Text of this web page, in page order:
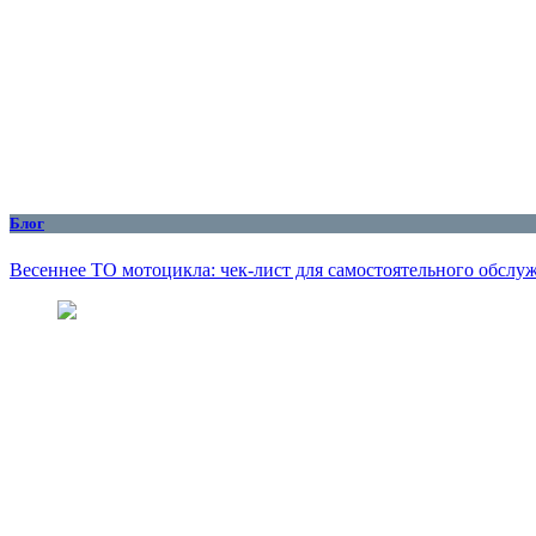
Блог
Весеннее ТО мотоцикла: чек-лист для самостоятельного